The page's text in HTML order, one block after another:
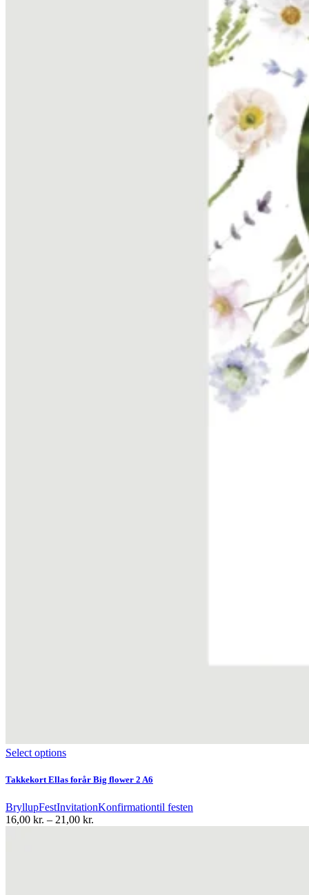
Select optionsDette
har
varianter.
Mulighederne
kan
Takkekort Ellas forår Big flower 2 A6
BryllupFestInvitationKonfirmationtil festen
16,00 kr. – 21,00 kr.